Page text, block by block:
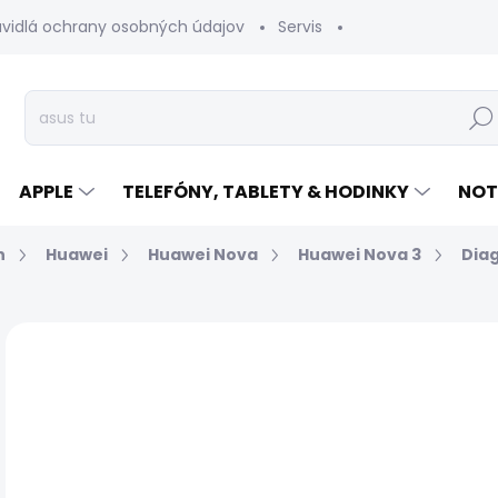
ochrany osobných údajov Servis
Hľadať
APPLE TELEFÓNY, TABLETY & HODINKY
Huawei Huawei Nova Huawei Nova 3